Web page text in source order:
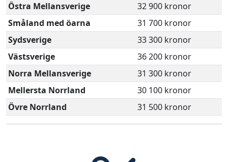
Östra Mellansverige
32 900 kronor
Småland med öarna
31 700 kronor
Sydsverige
33 300 kronor
Västsverige
36 200 kronor
Norra Mellansverige
31 300 kronor
Mellersta Norrland
30 100 kronor
Övre Norrland
31 500 kronor